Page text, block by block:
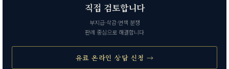
직접 검토합니다
부지급·삭감·면책 분쟁
판례 중심으로 해결합니다
유료 온라인 상담 신청 →